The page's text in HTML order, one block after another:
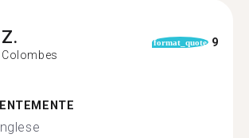
Z.
Colombes
format_quote 9